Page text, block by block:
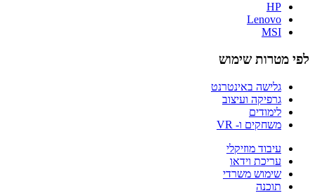
HP
Lenovo
MSI
לפי מטרות שימוש
גלישה באינטרנט
גרפיקה ועיצוב
לימודים
משחקים ו- VR
עיבוד מוזיקלי
עריכת וידאו
שימוש משרדי
תוכנה